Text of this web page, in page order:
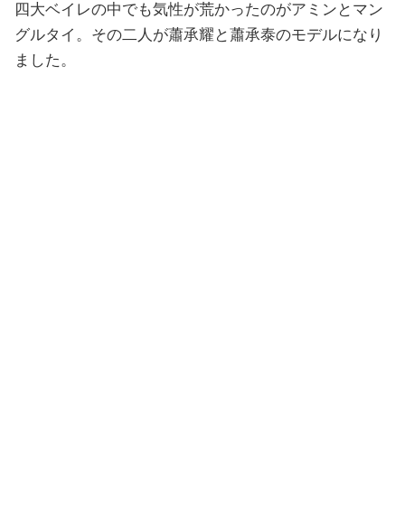
四大ベイレの中でも気性が荒かったのがアミンとマン
グルタイ。その二人が蕭承耀と蕭承泰のモデルになり
ました。